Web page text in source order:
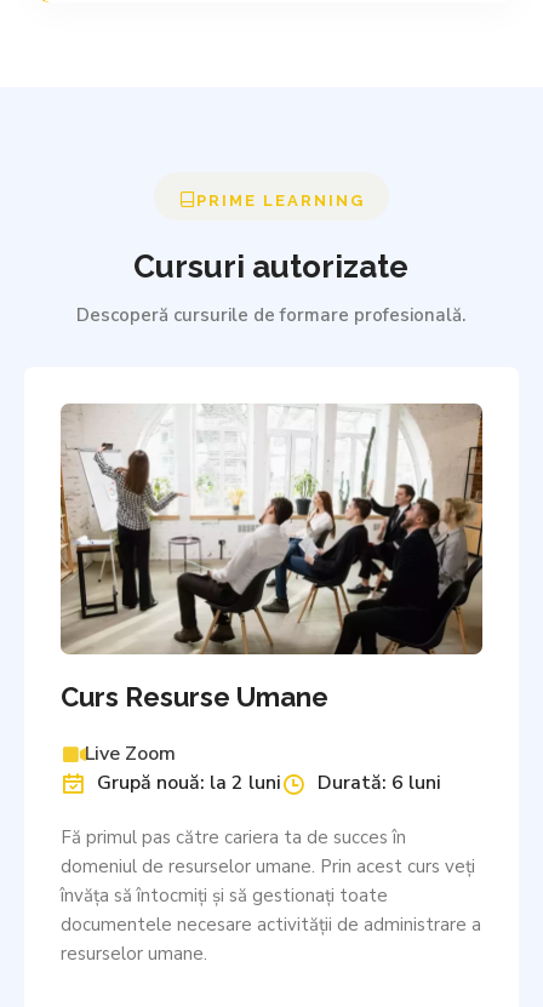
PRIME LEARNING
Cursuri autorizate
Descoperă cursurile de formare profesională.
Curs Resurse Umane
Live Zoom
Grupă nouă: la 2 luni
Durată: 6 luni
Fă primul pas către cariera ta de succes în
domeniul de resurselor umane. Prin acest curs veţi
învăţa să întocmiţi şi să gestionaţi toate
documentele necesare activităţii de administrare a
resurselor umane.